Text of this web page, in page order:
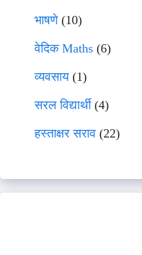
भाषणे(10)
वेदिक Maths (6)
व्यवसाय(1)
सरल विद्यार्थी(4)
हस्ताक्षर सराव (22)